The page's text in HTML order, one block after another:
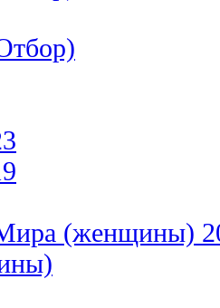
(женщины)